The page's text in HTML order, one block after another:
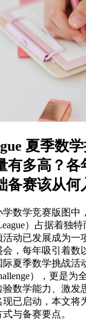
夏季数
有多高？各
备赛该从何
数学竞赛版图中
）占据着独
活动已发展成为一
，每年吸引着数
夏季数学挑战活
），更是为
数学能力、激发
现已启动，本文将
与备赛要点。